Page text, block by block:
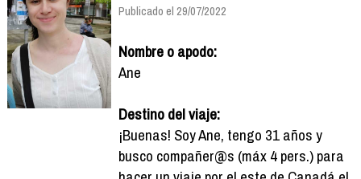
Publicado el 29/07/2022
Nombre o apodo:
Ane
Destino del viaje:
¡Buenas! Soy Ane, tengo 31 años y
busco compañer@s (máx 4 pers.) para